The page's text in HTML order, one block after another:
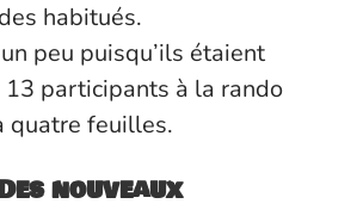
habitués.
peu puisqu’ils étaient
13 participants à la rando
quatre feuilles.
nouveaux